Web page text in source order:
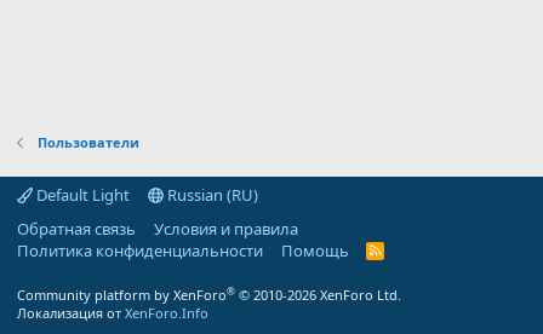
Пользователи
Default Light
Russian (RU)
Обратная связь
Условия и правила
Политика конфиденциальности
Помощь
R
Community platform by XenForo® © 2010-2026 XenForo Ltd.
Локализация от XenForo.Info